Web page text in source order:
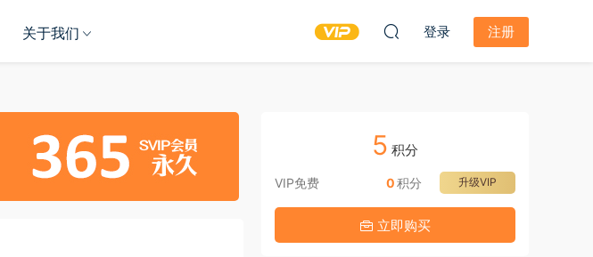
关于我们 登录 注册
5 积分
VIP免费 升级VIP
0积分
立即购买